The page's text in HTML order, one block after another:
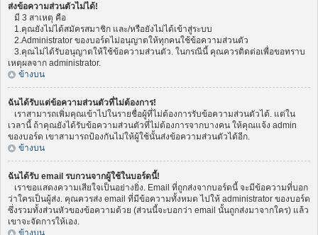
ส่งข้อความส่วนตัวไม่ได้!
มี 3 สาเหตุ คือ
1.คุณยังไม่ได้สมัครสมาชิก และ/หรือยังไม่ได้เข้าสู่ระบบ
2.Administrator ของบอร์ดไม่อนุญาตให้ทุกคนใช้ข้อความส่วนตัว
3.คุณไม่ได้รับอนุญาตให้ใช้ข้อความส่วนตัว. ในกรณีนี้ คุณควรติดต่อเพื่อขอทราบ
เหตุผลจาก administrator.
ข้างบน
ฉันได้รับแต่ข้อความส่วนตัวที่ไม่ต้องการ!
เราสามารถเพิ่มคุณเข้าไปในรายชื่อผู้ที่ไม่ต้องการรับข้อความส่วนตัวได้. แต่ใน
เวลานี้ ถ้าคุณยังได้รับข้อความส่วนตัวที่ไม่ต้องการจากบางคน ให้คุณแจ้ง admin
ของบอร์ด เขาสามารถป้องกันไม่ให้ผู้ใช้นั้นส่งข้อความส่วนตัวได้อีก.
ข้างบน
ฉันได้รับ email รบกวนจากผู้ใช้ในบอร์ดนี้!
เราขอแสดงความเสียใจเป็นอย่างยิ่ง. Email ที่ถูกส่งจากบอร์ดนี้ จะมีข้อความที่บอก
ว่าใครเป็นผู้ส่ง. คุณควรส่ง email ที่มีข้อความทั้งหมด ไปให้ administrator ของบอร์ด
ซึ่งรวมทั้งส่วนหัวของข้อความด้วย (ส่วนนี้จะบอกว่า email นั้นถูกส่งมาจากใคร) แล้ว
เขาจะจัดการให้เอง.
ข้างบน